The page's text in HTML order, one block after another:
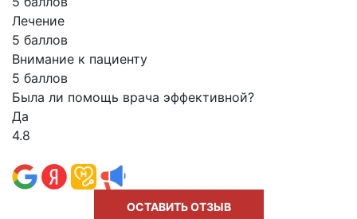
Лечение
5 баллов
Внимание к пациенту
5 баллов
Была ли помощь врача эффективной?
Да
4.8
ОСТАВИТЬ ОТЗЫВ